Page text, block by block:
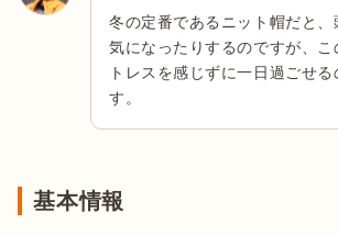
冬の定番であるニット帽だと
気になったりするのですが、こ
トレスを感じずに一日過ごせる
す。
基本情報